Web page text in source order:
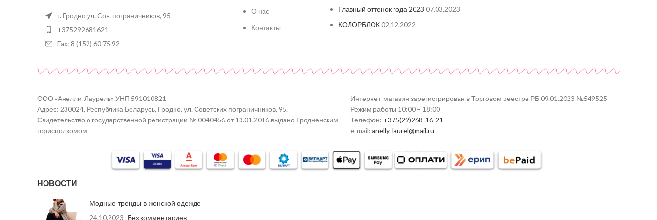
г. Гродно ул. Cов. пограничников, 95
+375292681621
Fax: 8 (152) 60 75 92
О нас
Контакты
Главный оттенок года 2023 07.03.2023
КОЛОРБЛОК 02.12.2022
ООО «Анелли-Лаурель» УНП 591010821
Адрес: 230024, Республика Беларусь, Гродно, ул. Советских пограничников, 95.
Свидетельство о государственной регистрации № 0040456 от 13.01.2016 выдано Гродненским
горисполкомом
Интернет-магазин зарегистрирован в Торговом реестре РБ 09.01.2023 №549525
Режим работы 10:00 – 18:00
Телефон: +375(29)268-16-21
e-mail: anelly-laurel@mail.ru
НОВОСТИ
Модные тренды в женской одежде
24.10.2023 Без комментариев